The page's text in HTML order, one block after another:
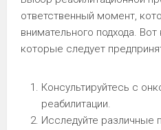
ответственный момент,
внимательного подхода.
которые следует
Консультируйтесь с
реабилитации.
Исследуйте различные